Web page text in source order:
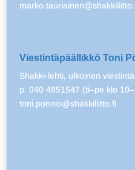
Viestintäpäällikkö Toni
Shakki-lehti, ulkoinen
p. 040 4851547 (ti–pe klo
toni.ponnio@shakkiliitto.fi